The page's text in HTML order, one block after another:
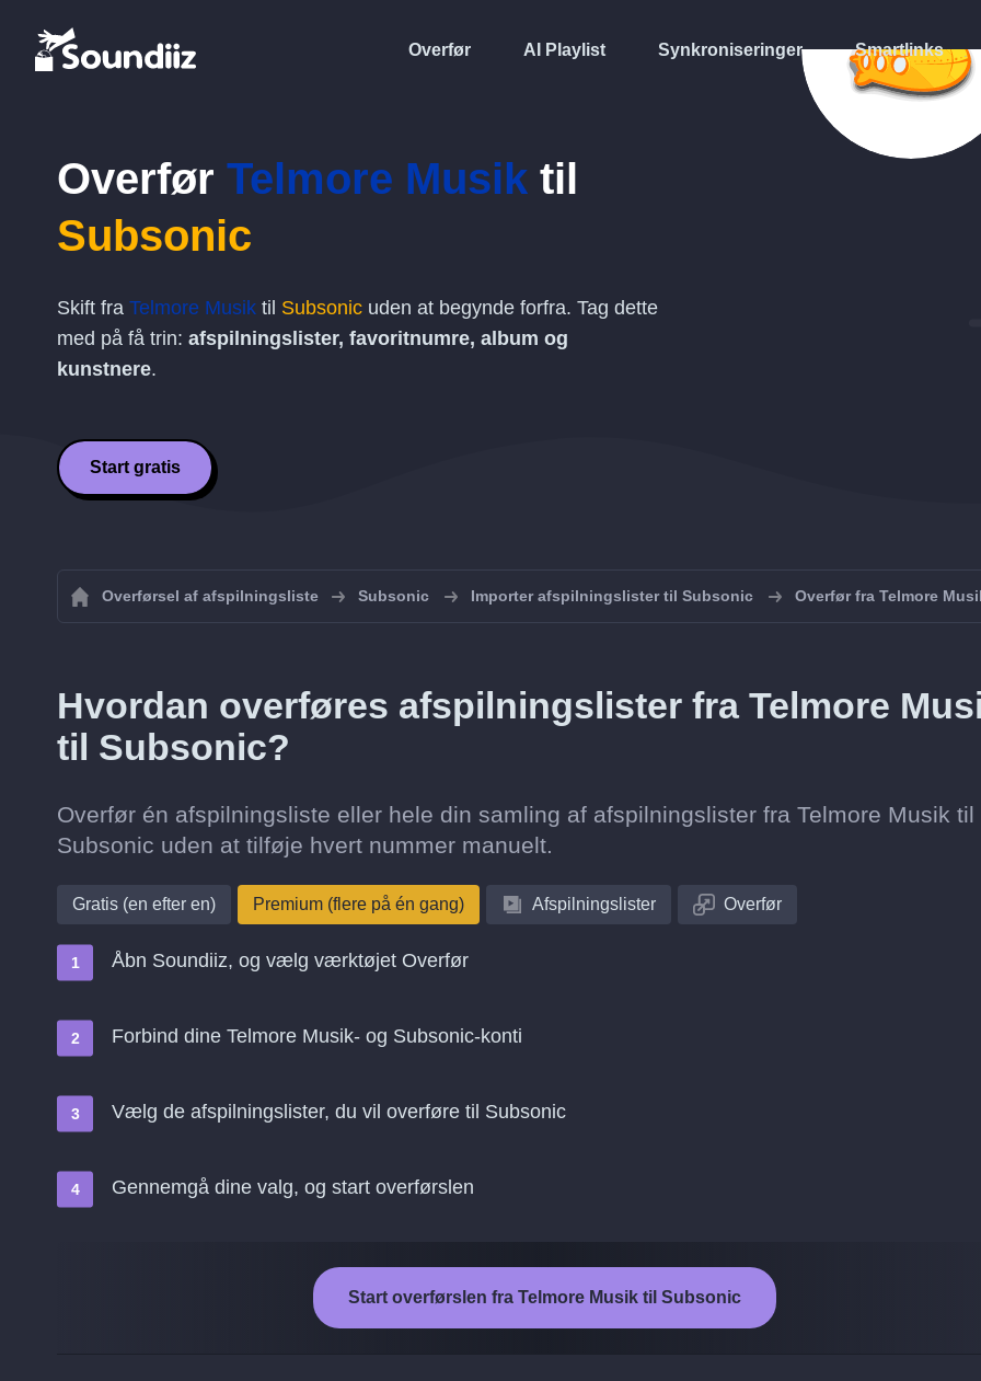
Overfør AI Playlist Synkroniseringer Smartlinks
Overfør Telmore Musik til
Subsonic
Skift fra Telmore Musik til Subsonic uden at begynde forfra. Tag dette
med på få trin: afspilningslister, favoritnumre, album og
kunstnere.
Start gratis
Overførsel af afspilningsliste Subsonic Importer afspilningslister til Subsonic Overfør fra Telmore
Hvordan overføres afspilningslister fra Telmore
til Subsonic?
Overfør én afspilningsliste eller hele din samling af afspilningslister fra Telmore Musik til
Subsonic uden at tilføje hvert nummer manuelt.
Gratis (en efter en) Premium (flere på én gang) Afspilningslister Overfør
Åbn Soundiiz, og vælg værktøjet Overfør
Forbind dine Telmore Musik- og Subsonic-konti
Vælg de afspilningslister, du vil overføre til Subsonic
Gennemgå dine valg, og start overførslen
Start overførslen fra Telmore Musik til Subsonic